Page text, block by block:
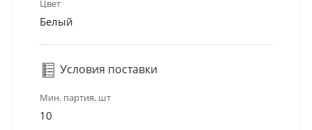
Цвет
Белый
Условия поставки
Мин. партия, шт
10